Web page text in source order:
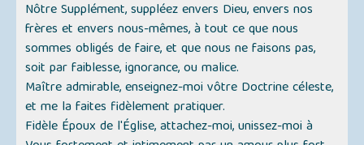
Nôtre Supplément, suppléez envers Dieu, envers nos
frères et envers nous-mêmes, à tout ce que nous
sommes obligés de faire, et que nous ne faisons pas,
soit par faiblesse, ignorance, ou malice.
Maître admirable, enseignez-moi vôtre Doctrine céleste,
et me la faites fidèlement pratiquer.
Fidèle Époux de l'Église, attachez-moi, unissez-moi à